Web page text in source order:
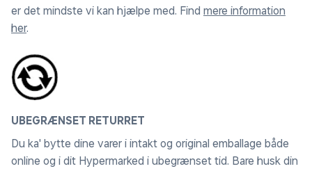
er det mindste vi kan hjælpe med. Find mere information
her.
UBEGRÆNSET RETURRET
Du ka' bytte dine varer i intakt og original emballage både
online og i dit Hypermarked i ubegrænset tid. Bare husk din